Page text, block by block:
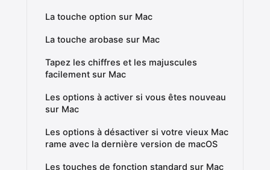
La touche option sur Mac
La touche arobase sur Mac
Tapez les chiffres et les majuscules
facilement sur Mac
Les options à activer si vous êtes nouveau
sur Mac
Les options à désactiver si votre vieux Mac
rame avec la dernière version de macOS
Les touches de fonction standard sur Mac